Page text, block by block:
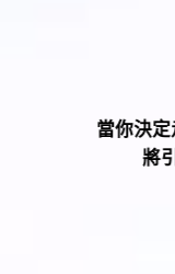
當你決
將